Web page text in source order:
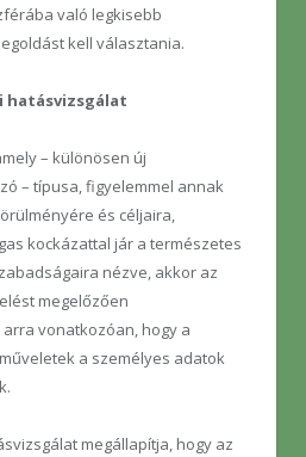
való legkisebb
kell választania.
hatásvizsgálat
– különösen új
– típusa, figyelemmel annak
és céljaira,
kockázattal jár a természetes
nézve, akkor az
megelőzően
vonatkozóan, hogy a
a személyes adatok
megállapítja, hogy az